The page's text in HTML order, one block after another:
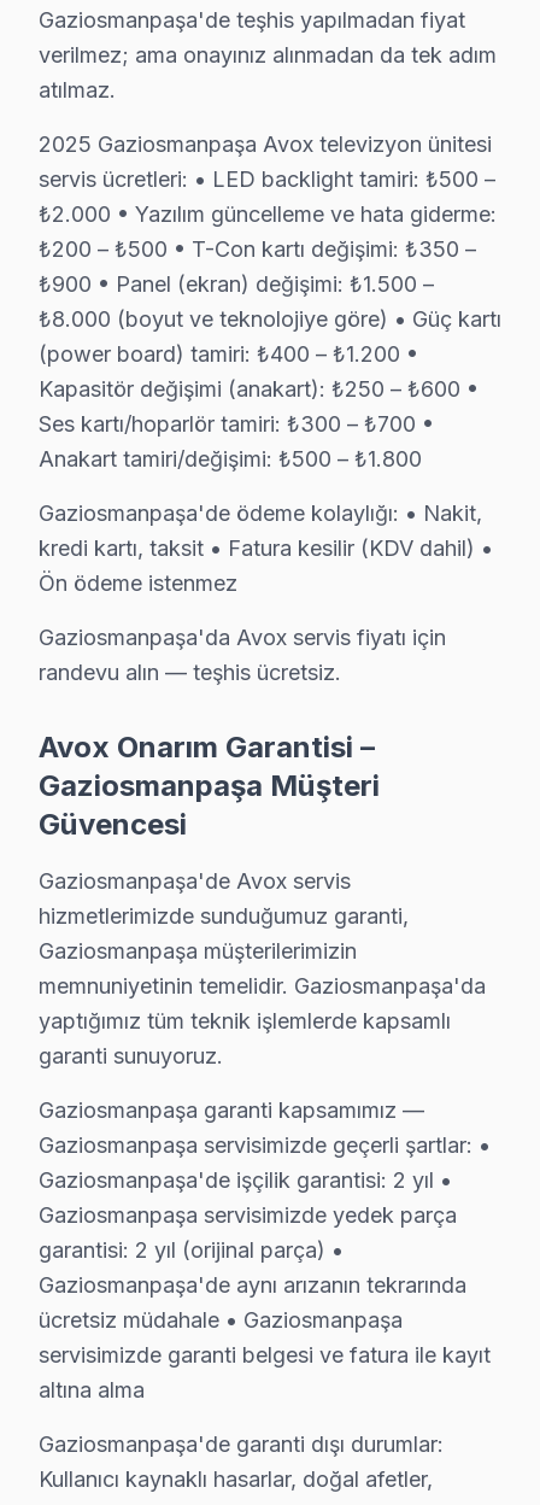
Gaziosmanpaşa Avox Ekspres Servis –
TV arızası beklemez — biz de bekletmeyiz.
• Ortalama 1-2 saat içinde Gaziosmanpaşa adresinize
• Gaziosmanpaşa stoğumuzda hazır yedek parça ile
• Gaziosmanpaşa genelinde hafta sonu ve tatil
• Online randevu ve SMS bilgilendirme
• Gaziosmanpaşa çoklu randevu çakışmasında
Gün içinde Gaziosmanpaşa'da Avox servis
Gaziosmanpaşa Avox TV Uzmanı – 15 Yıllık
Gaziosmanpaşa'da Avox servis hizmetlerimiz,
Teknisyen kadromuzun özellikleri:
• Gaziosmanpaşa'de fabrika eğitimli teknik uzmanlar
• Dijital teşhis ekipmanı kullanımı
• Gaziosmanpaşa'de müşteri yorumları ile
• Sürekli eğitim ve teknoloji takibi
Gaziosmanpaşa'da Avox televizyonlarınızı emin
Gaziosmanpaşa ve Çevresi Avox Servis Ağı
Geniş servis ağımızla Gaziosmanpaşa ve çevre
Hizmet bölgelerimiz:
• Gaziosmanpaşa merkez ve Gaziosmanpaşa'nin tüm
• Gaziosmanpaşa'den komşu ilçelere hızlı erişim
• Gaziosmanpaşa'de toplu konut ve site anlaşmaları
Gaziosmanpaşa'da Avox teknik desteği arıyorsanız,
Avox televizyon ünitesi ürünlerinizden uzun yıllar
TV uzun ömür için ipuçları:
• Gaziosmanpaşa'de yılda 1-2 kez profesyonel bakım
• Gaziosmanpaşa'de ekranı yumuşak mikrofiber
• Gaziosmanpaşa'de uzun süreli aynı görüntü
• Enerji tasarrufu için kullanmadığınızda
• Gaziosmanpaşa'de Smart akıllı TV uygulamalarını
Gaziosmanpaşa'da Avox bakım ve önleyici servis
Gaziosmanpaşa'de teşhis yapılmadan fiyat
verilmez; ama onayınız alınmadan da tek adım
atılmaz.
2025 Gaziosmanpaşa Avox televizyon ünitesi
servis ücretleri: • LED backlight tamiri: ₺500 –
₺2.000 • Yazılım güncelleme ve hata giderme:
₺200 – ₺500 • T-Con kartı değişimi: ₺350 –
₺900 • Panel (ekran) değişimi: ₺1.500 –
₺8.000 (boyut ve teknolojiye göre) • Güç kartı
(power board) tamiri: ₺400 – ₺1.200 •
Kapasitör değişimi (anakart): ₺250 – ₺600 •
Ses kartı/hoparlör tamiri: ₺300 – ₺700 •
Anakart tamiri/değişimi: ₺500 – ₺1.800
Gaziosmanpaşa'de ödeme kolaylığı: • Nakit,
kredi kartı, taksit • Fatura kesilir (KDV dahil) •
Ön ödeme istenmez
Gaziosmanpaşa'da Avox servis fiyatı için
randevu alın — teşhis ücretsiz.
Avox Onarım Garantisi –
Gaziosmanpaşa Müşteri
Güvencesi
Gaziosmanpaşa'de Avox servis
hizmetlerimizde sunduğumuz garanti,
Gaziosmanpaşa müşterilerimizin
memnuniyetinin temelidir. Gaziosmanpaşa'da
yaptığımız tüm teknik işlemlerde kapsamlı
garanti sunuyoruz.
Gaziosmanpaşa garanti kapsamımız —
Gaziosmanpaşa servisimizde geçerli şartlar: •
Gaziosmanpaşa'de işçilik garantisi: 2 yıl •
Gaziosmanpaşa servisimizde yedek parça
garantisi: 2 yıl (orijinal parça) •
Gaziosmanpaşa'de aynı arızanın tekrarında
ücretsiz müdahale • Gaziosmanpaşa
servisimizde garanti belgesi ve fatura ile kayıt
altına alma
Gaziosmanpaşa'de garanti dışı durumlar:
Kullanıcı kaynaklı hasarlar, doğal afetler,